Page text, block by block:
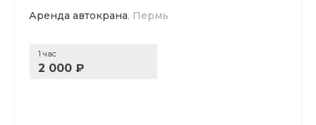
Аренда автокрана, Пермь
1 час
2 000 ₽